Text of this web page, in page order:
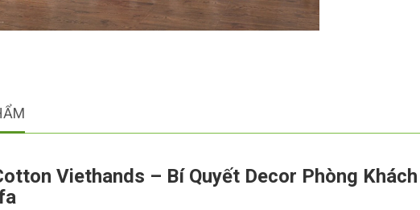
Viethands – Bí Quyết Decor Phòng